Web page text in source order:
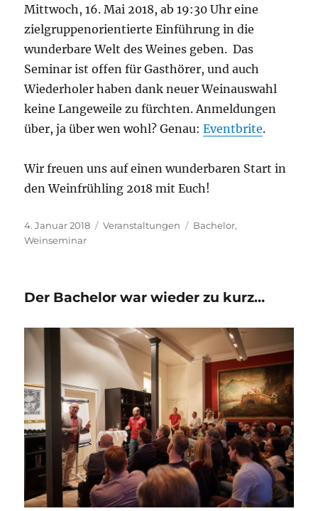
Mittwoch, 16. Mai 2018, ab 19:30 Uhr eine
zielgruppenorientierte Einführung in die
wunderbare Welt des Weines geben. Das
Seminar ist offen für Gasthörer, und auch
Wiederholer haben dank neuer Weinauswahl
keine Langeweile zu fürchten. Anmeldungen
über, ja über wen wohl? Genau:Eventbrite.
Wir freuen uns auf einen wunderbaren Start in
den Weinfrühling 2018 mit Euch!
Veröffentlicht
am
4. Januar 2018 Kategorien
Veranstaltungen Schlagwörter
Bachelor,
Weinseminar
Der Bachelor war wieder zu kurz…